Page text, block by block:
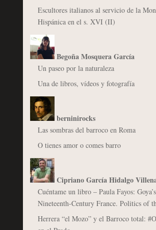
Escultores italianos al servicio de la
Hispánica en el s. XVI (II)
Begoña Mosquera García
Un paseo por la naturaleza
Una de libros, vídeos y fotografía
berninirocks
Las sombras del barroco en Roma
O tienes amor o comes barro
Cipriano García Hidalgo
Cuéntame un libro – Paula Fayos:
Nineteenth-Century France. Politics of
Herrera “el Mozo” y el Barroco total: